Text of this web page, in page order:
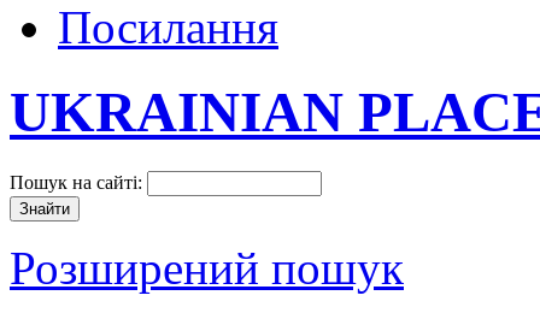
Посилання
UKRAINIAN
Пошук на сайті:
Розширений пошук